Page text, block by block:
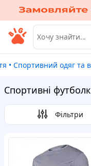
• Спортивний одяг та
Спортивні
Фільтри